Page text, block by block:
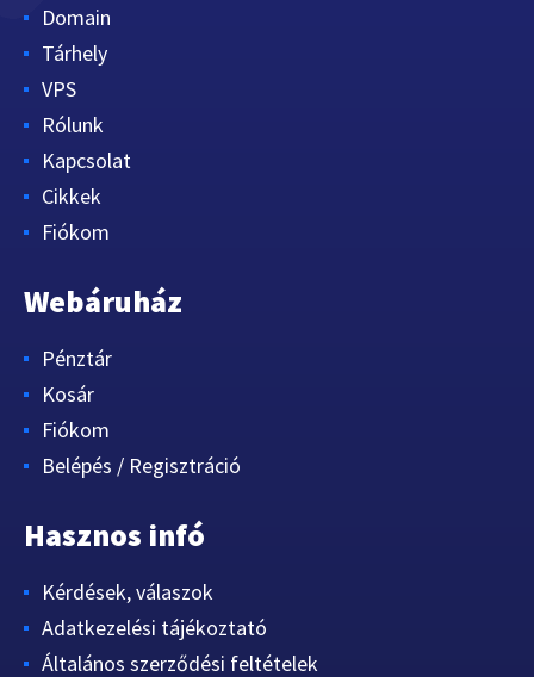
Domain
Tárhely
VPS
Rólunk
Kapcsolat
Cikkek
Fiókom
Webáruház
Pénztár
Kosár
Fiókom
Belépés / Regisztráció
Hasznos infó
Kérdések, válaszok
Adatkezelési tájékoztató
Általános szerződési feltételek